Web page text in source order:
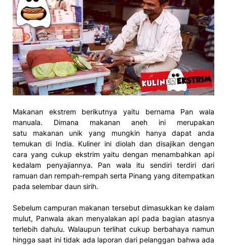
Makanan ekstrem berikutnya yaitu bernama Pan wala
manuala. Dimana makanan aneh ini merupakan
satu makanan unik yang mungkin hanya dapat anda
temukan di India. Kuliner ini diolah dan disajikan dengan
cara yang cukup ekstrim yaitu dengan menambahkan api
kedalam penyajiannya. Pan wala itu sendiri terdiri dari
ramuan dan rempah-rempah serta Pinang yang ditempatkan
pada selembar daun sirih.
Sebelum campuran makanan tersebut dimasukkan ke dalam
mulut, Panwala akan menyalakan api pada bagian atasnya
terlebih dahulu. Walaupun terlihat cukup berbahaya namun
hingga saat ini tidak ada laporan dari pelanggan bahwa ada